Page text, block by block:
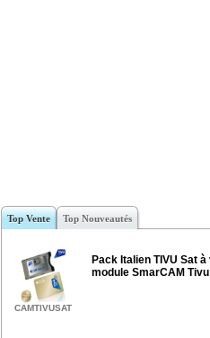
Top Vente Top Nouveautés
CAMTIVUSAT
Pack Italien TIVU Sat à
module SmarCAM